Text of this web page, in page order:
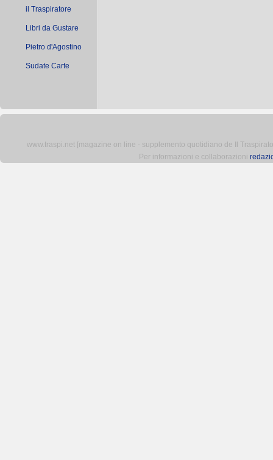
il Traspiratore
Libri da Gustare
Pietro d'Agostino
Sudate Carte
www.traspi.net [magazine on line - supplemento quotidiano de Il
Per informazioni e collaborazioni